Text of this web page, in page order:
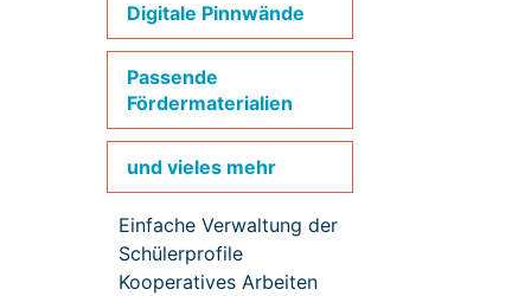
Digitale Pinnwände
Passende
Fördermaterialien
und vieles mehr
Einfache Verwaltung der
Schülerprofile
Kooperatives Arbeiten